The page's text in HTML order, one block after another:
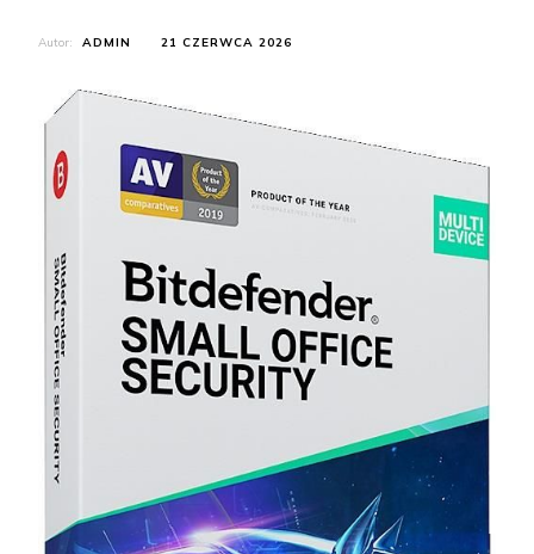
Autor: ADMIN 21 CZERWCA 2026